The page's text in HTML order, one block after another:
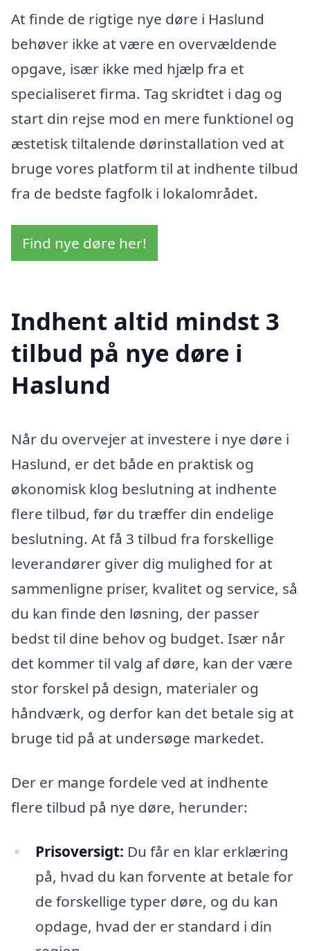
At finde de rigtige nye døre i Haslund
behøver ikke at være en overvældende
opgave, især ikke med hjælp fra et
specialiseret firma. Tag skridtet i dag og
start din rejse mod en mere funktionel og
æstetisk tiltalende dørinstallation ved at
bruge vores platform til at indhente tilbud
fra de bedste fagfolk i lokalområdet.
Find nye døre her!
Indhent altid mindst 3
tilbud på nye døre i
Haslund
Når du overvejer at investere i nye døre i
Haslund, er det både en praktisk og
økonomisk klog beslutning at indhente
flere tilbud, før du træffer din endelige
beslutning. At få 3 tilbud fra forskellige
leverandører giver dig mulighed for at
sammenligne priser, kvalitet og service, så
du kan finde den løsning, der passer
bedst til dine behov og budget. Især når
det kommer til valg af døre, kan der være
stor forskel på design, materialer og
håndværk, og derfor kan det betale sig at
bruge tid på at undersøge markedet.
Der er mange fordele ved at indhente
flere tilbud på nye døre, herunder:
Prisoversigt: Du får en klar erklæring
på, hvad du kan forvente at betale for
de forskellige typer døre, og du kan
opdage, hvad der er standard i din